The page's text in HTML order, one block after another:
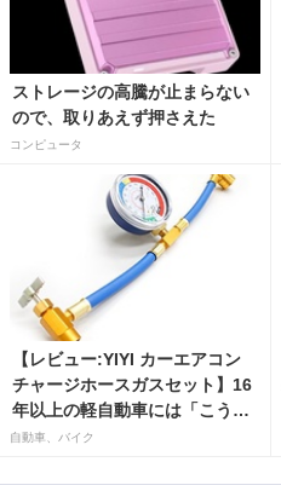
ストレージの高騰が止まらない
ので、取りあえず押さえた
コンピュータ
【レビュー:YIYI カーエアコン
チャージホースガスセット】16
年以上の軽自動車には「こうか
はばつぐんだ」が…
自動車、バイク